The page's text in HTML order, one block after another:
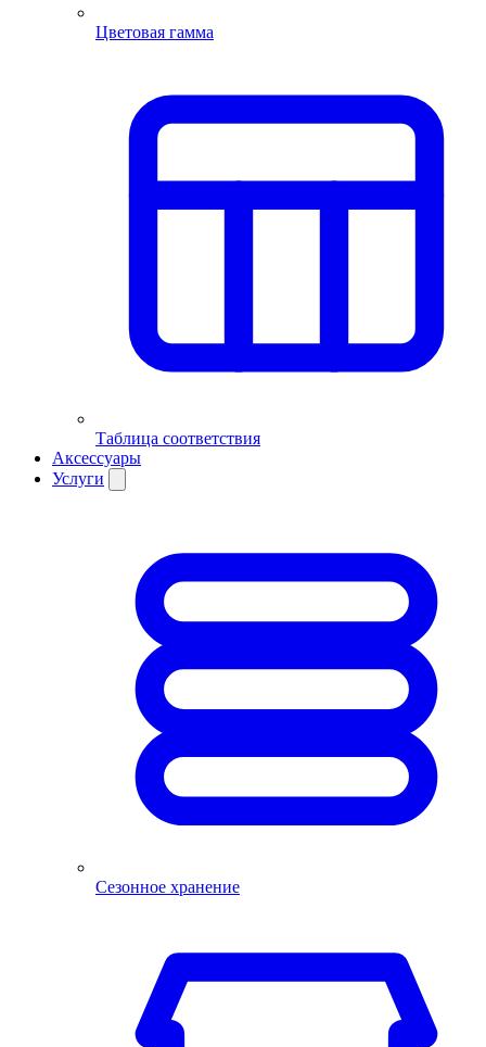
Цветовая гамма
Таблица соответствия
Аксессуары
Услуги
Сезонное хранение